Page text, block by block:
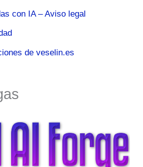
con IA – Aviso legal
de veselin.es